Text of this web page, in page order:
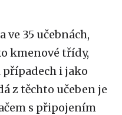
ve 35 učebnách,
kmenové třídy,
případech i jako
z těchto učeben je
s připojením